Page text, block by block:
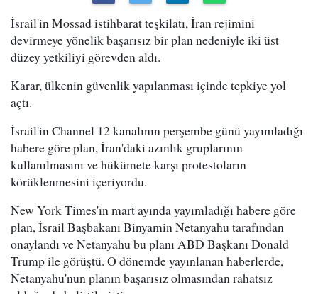
İsrail'in Mossad istihbarat teşkilatı, İran rejimini
devirmeye yönelik başarısız bir plan nedeniyle iki üst
düzey yetkiliyi görevden aldı.
Karar, ülkenin güvenlik yapılanması içinde tepkiye yol
açtı.
İsrail'in Channel 12 kanalının perşembe günü yayımladığı
habere göre plan, İran'daki azınlık gruplarının
kullanılmasını ve hükümete karşı protestoların
körüklenmesini içeriyordu.
New York Times'ın mart ayında yayımladığı habere göre
plan, İsrail Başbakanı Binyamin Netanyahu tarafından
onaylandı ve Netanyahu bu planı ABD Başkanı Donald
Trump ile görüştü. O dönemde yayınlanan haberlerde,
Netanyahu'nun planın başarısız olmasından rahatsız